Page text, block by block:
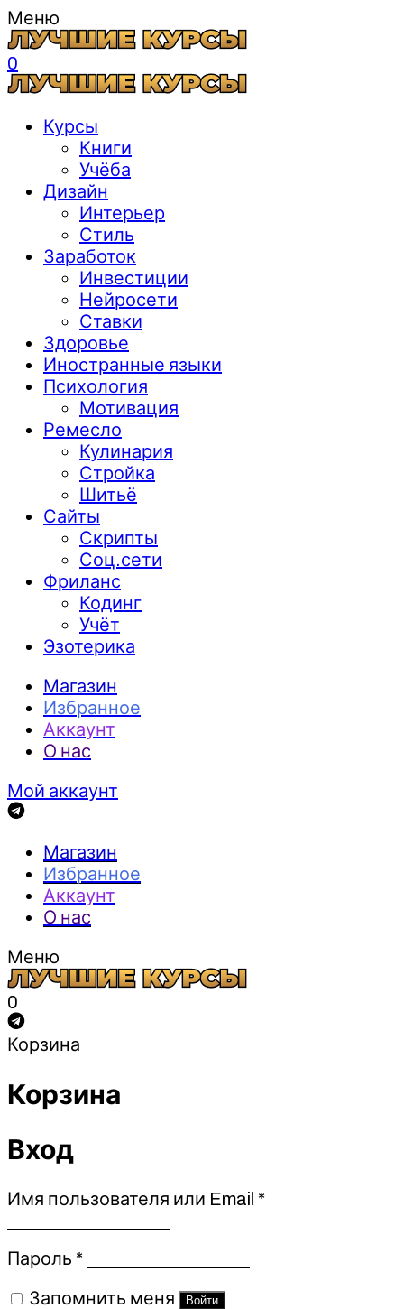
Меню
0
Курсы
Книги
Учёба
Дизайн
Интерьер
Стиль
Заработок
Инвестиции
Нейросети
Ставки
Здоровье
Иностранные языки
Психология
Мотивация
Ремесло
Кулинария
Стройка
Шитьё
Сайты
Скрипты
Соц.сети
Фриланс
Кодинг
Учёт
Эзотерика
Магазин
Избранное
Аккаунт
О нас
Мой аккаунт
Магазин
Избранное
Аккаунт
О нас
Меню
0
Корзина
Корзина
Вход
Имя пользователя или Email *Обязательно
Пароль *Обязательно
Запомнить меня Войти